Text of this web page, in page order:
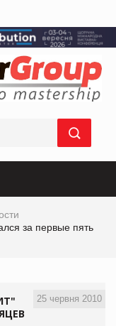
за первые пять
25 червня 2010